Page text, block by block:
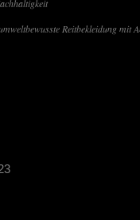
Reitbekleidung mit